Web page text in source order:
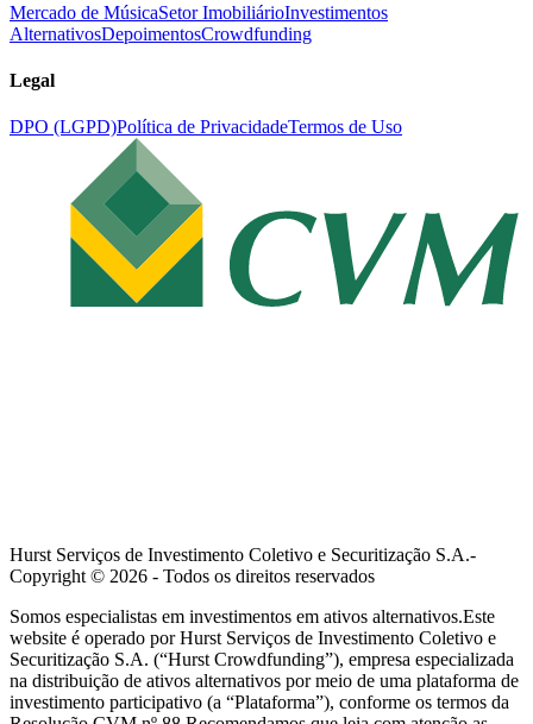
Mercado de MúsicaSetor ImobiliárioInvestimentos
AlternativosDepoimentosCrowdfunding
Legal
DPO (LGPD)Política de PrivacidadeTermos de Uso
Hurst Serviços de Investimento Coletivo e Securitização S.A.-
Copyright © 2026 - Todos os direitos reservados
Somos especialistas em investimentos em ativos alternativos.Este
website é operado por Hurst Serviços de Investimento Coletivo e
Securitização S.A. (“Hurst Crowdfunding”), empresa especializada
na distribuição de ativos alternativos por meio de uma plataforma de
investimento participativo (a “Plataforma”), conforme os termos da